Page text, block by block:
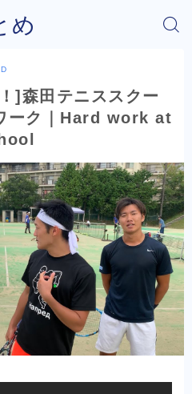
め
]森田テニススクー
ーク｜Hard work at